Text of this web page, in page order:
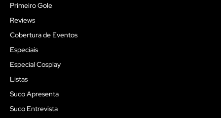
Primeiro Gole
Reviews
Cobertura de Eventos
Especiais
Especial Cosplay
Listas
Suco Apresenta
Suco Entrevista